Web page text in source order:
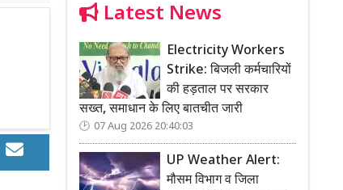
Latest News
Electricity Workers
Strike: बिजली कर्मचारियों
की हड़ताल पर सरकार
सख्त, समाधान के लिए बातचीत जारी
07 Aug 2026 20:40:03
UP Weather Alert:
मौसम विभाग व जिला